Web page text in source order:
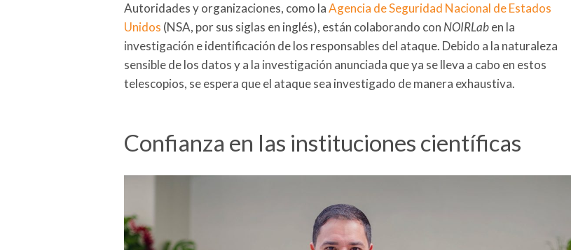
Autoridades y organizaciones, como laAgencia de Seguridad Nacional de Estados
Unidos (NSA, por sus siglas en inglés), están colaborando con NOIRLaben la
investigación e identificación de los responsables del ataque. Debido a la naturaleza
sensible de los datos y a la investigación anunciada que ya se lleva a cabo en estos
telescopios, se espera que el ataque sea investigado de manera exhaustiva.
Confianza en las instituciones científicas